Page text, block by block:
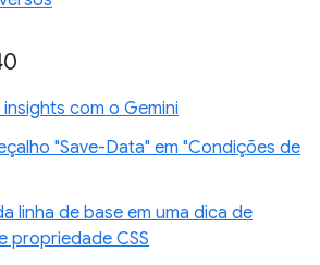
com o Gemini
"Save-Data" em "Condições de
linha de base em uma dica de
propriedade CSS